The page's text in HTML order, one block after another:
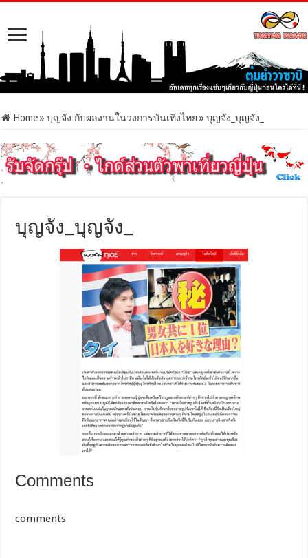
Home » บุญจัง กับผลงานในวงการบันเทิงไทย » บุญจัง_บุญจัง_
บุญจัง_บุญจัง_
Comments
comments